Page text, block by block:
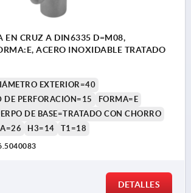
EN CRUZ A DIN6335 D=M08,
ACERO INOXIDABLE TRATADO
EXTERIOR=40
DE PERFORACIÓN=15
FORMA=E
DE BASE=TRATADO CON CHORRO
H3=14 T1=18
DETALLES